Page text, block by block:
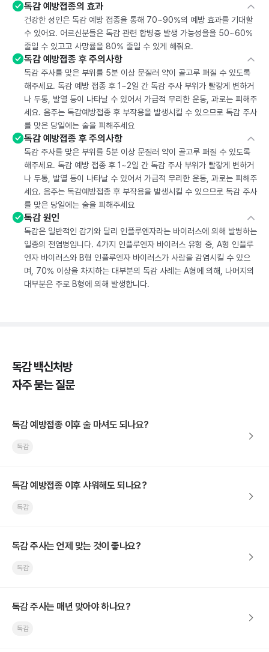
독감 예방접종의 효과
건강한 성인은 독감 예방 접종을 통해 70~90%의 예방 효과를 기대할
수 있어요. 어르신분들은 독감 관련 합병증 발생 가능성을을 50~60%
줄일 수 있고고 사망률을 80% 줄일 수 있게 해줘요.
독감 예방접종 후 주의사항
독감 주사를 맞은 부위를 5분 이상 문질러 약이 골고루 퍼질 수 있도록
해주세요. 독감 예방 접종 후 1~2일 간 독감 주사 부위가 빨갛게 변하거
나 두통, 발열 등이 나타날 수 있어서 가급적 무리한 운동, 과로는 피해주
세요. 음주는 독감예방접종 후 부작용을 발생시킬 수 있으므로 독감 주사
를 맞은 당일에는 술을 피해주세요
독감 예방접종 후 주의사항
독감 주사를 맞은 부위를 5분 이상 문질러 약이 골고루 퍼질 수 있도록
해주세요. 독감 예방 접종 후 1~2일 간 독감 주사 부위가 빨갛게 변하거
나 두통, 발열 등이 나타날 수 있어서 가급적 무리한 운동, 과로는 피해주
세요. 음주는 독감예방접종 후 부작용을 발생시킬 수 있으므로 독감 주사
를 맞은 당일에는 술을 피해주세요
독감 원인
독감은 일반적인 감기와 달리 인플루엔자라는 바이러스에 의해 발병하는
일종의 전염병입니다. 4가지 인플루엔자 바이러스 유형 중, A형 인플루
엔자 바이러스와 B형 인플루엔자 바이러스가 사람을 감염시킬 수 있으
며, 70% 이상을 차지하는 대부분의 독감 사례는 A형에 의해, 나머지의
대부분은 주로 B형에 의해 발생합니다.
독감 백신처방
자주 묻는 질문
독감 예방접종 이후 술 마셔도 되나요?
독감
독감 예방접종 이후 샤워해도 되나요?
독감
독감 주사는 언제 맞는 것이 좋나요?
독감
독감 주사는 매년 맞아야 하나요?
독감